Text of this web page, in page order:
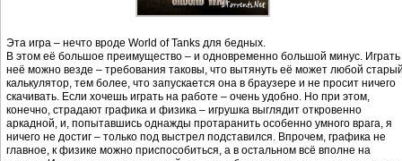
Эта игра – нечто вроде World of Tanks для бедных.
В этом её большое преимущество – и одновременно большой минус. Играть
неё можно везде – требования таковы, что вытянуть её может любой
калькулятор, тем более, что запускается она в браузере и не просит ничего
скачивать. Если хочешь играть на работе – очень удобно. Но при этом,
конечно, страдают графика и физика – игрушка выглядит откровенно
аркадной, и, попытавшись однажды протаранить особенно умного врага, я
ничего не достиг – только под выстрел подставился. Впрочем, графика не
главное, к физике можно приспособиться, а в остальном всё вполне на